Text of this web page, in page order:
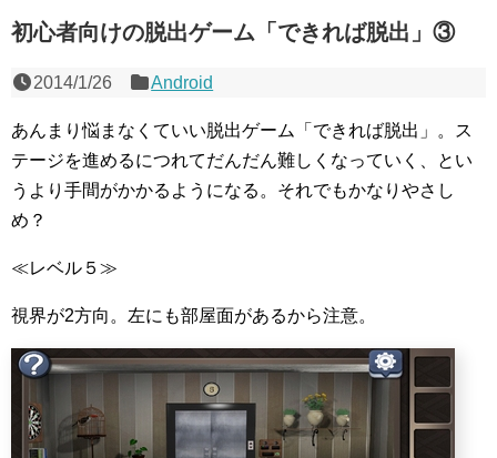
初心者向けの脱出ゲーム「できれば脱出」③
2014/1/26 Android
あんまり悩まなくていい脱出ゲーム「できれば脱出」。ス
テージを進めるにつれてだんだん難しくなっていく、とい
うより手間がかかるようになる。それでもかなりやさし
め？
≪レベル５≫
視界が2方向。左にも部屋面があるから注意。